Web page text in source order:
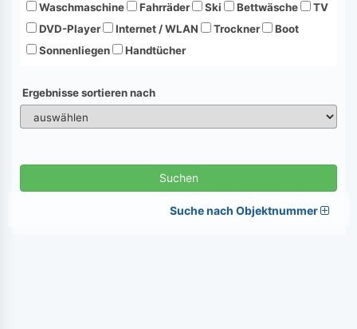
Waschmaschine
Fahrräder Ski Bettwäsche
TV
DVD-Player
Internet / WLAN Trockner
Boot
Sonnenliegen
Handtücher
Ergebnisse sortieren nach
Suchen
Suche nach Objektnummer